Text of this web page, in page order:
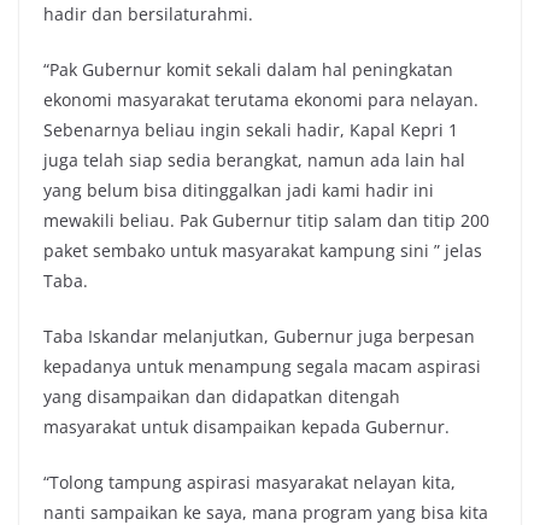
hadir dan bersilaturahmi.
“Pak Gubernur komit sekali dalam hal peningkatan
ekonomi masyarakat terutama ekonomi para nelayan.
Sebenarnya beliau ingin sekali hadir, Kapal Kepri 1
juga telah siap sedia berangkat, namun ada lain hal
yang belum bisa ditinggalkan jadi kami hadir ini
mewakili beliau. Pak Gubernur titip salam dan titip 200
paket sembako untuk masyarakat kampung sini ” jelas
Taba.
Taba Iskandar melanjutkan, Gubernur juga berpesan
kepadanya untuk menampung segala macam aspirasi
yang disampaikan dan didapatkan ditengah
masyarakat untuk disampaikan kepada Gubernur.
“Tolong tampung aspirasi masyarakat nelayan kita,
nanti sampaikan ke saya, mana program yang bisa kita